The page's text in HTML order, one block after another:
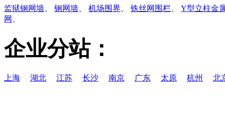
监狱钢网墙 钢网墙 机场围界 铁丝网围栏
Y型立柱金
网
企业分站：
上海 湖北 江苏 长沙 南京 广东 太原 杭州 北